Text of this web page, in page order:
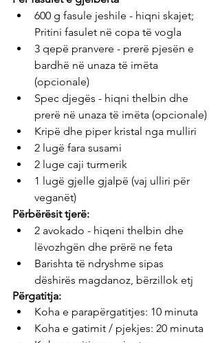
600 g fasule jeshile - hiqni skajet;
Pritini fasulet në copa të vogla
3 qepë pranvere - prerë pjesën e
bardhë në unaza të imëta
(opcionale)
Spec djegës - hiqni thelbin dhe
prerë në unaza të imëta (opcionale)
Kripë dhe piper kristal nga mulliri
2 lugë fara susami
2 luge caji turmerik
1 lugë gjelle gjalpë (vaj ulliri për
veganët)
Përbërësit tjerë:
2 avokado - hiqeni thelbin dhe
lëvozhgën dhe prërë ne feta
Barishta të ndryshme sipas
dëshirës magdanoz, bërzillok etj
Përgatitja:
Koha e parapërgatitjes: 10 minuta
Koha e gatimit / pjekjes: 20 minuta